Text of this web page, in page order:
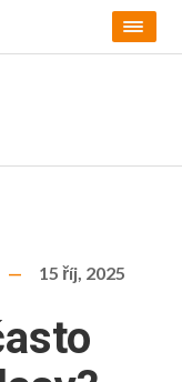
15 říj, 2025